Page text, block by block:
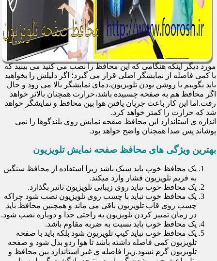
مورد دیگر اینکه هنگامی که این محافظ را نصب می کنید می بینید که
با کمی فاصله از نمایشگر اصلی قرار می گیرد؛ اگر دلیلش را بخواهید
باید بگوییم با روشن بودن تلویزیون،دمای نمایشگر بالا می رود و حال
اگر محافظ هم به صفحه چسبیده باشد،حرارت همچنان بالاتر خواهد
رفت.اما این کار باعث جریان یافتن هوا بین محافظ و نمایشگر خواهد
شد که حرارت را کمتر خواهد کرد.
اندازه ی استاندارد این محافظ صفحه نمایش روی بلندگوها را نمی
پوشاند پس صدا همچنان واضح خواهد بود.
بهترین ویژگی های محافظ صفحه نمایش تلویزیون
یک محافظ خوب باید سبک باشد زیرا استفاده از محافظ سنگین
به فریم تلویزیون فشار وارد میکند.
یک محافظ خوب نباید روی زیبایی تلویزیون تاثیر بگذارد.
یک محافظ خوب نباید با چسب روی تلویزیون نصب شود چراکه
چسب روی قاب تلویزیون باقی می ماند و همچنین محافظ باید
در زمان تمییز کردن تلویزیون به راحتی جدا و دوباره نصب شود.
یک محافظ خوب باید نسبت به ضربه مقاوم باشد.
یک محافظ خوب نباید کیپ تلویزیون شود بلکه باید با صفحه
تلویزیون کمی فاصله داشته باشد تا هوا ردو بدل شود و صفحه
تلویزیون گرم نشود.زیرا فاصله ی غیر استاندارد بین محافظ و